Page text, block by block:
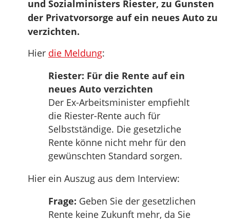
und Sozialministers Riester, zu Gunsten
der Privatvorsorge auf ein neues Auto zu
verzichten.
Hier die Meldung:
Riester: Für die Rente auf ein
neues Auto verzichten
Der Ex-Arbeitsminister empfiehlt
die Riester-Rente auch für
Selbstständige. Die gesetzliche
Rente könne nicht mehr für den
gewünschten Standard sorgen.
Hier ein Auszug aus dem Interview:
Frage: Geben Sie der gesetzlichen
Rente keine Zukunft mehr, da Sie